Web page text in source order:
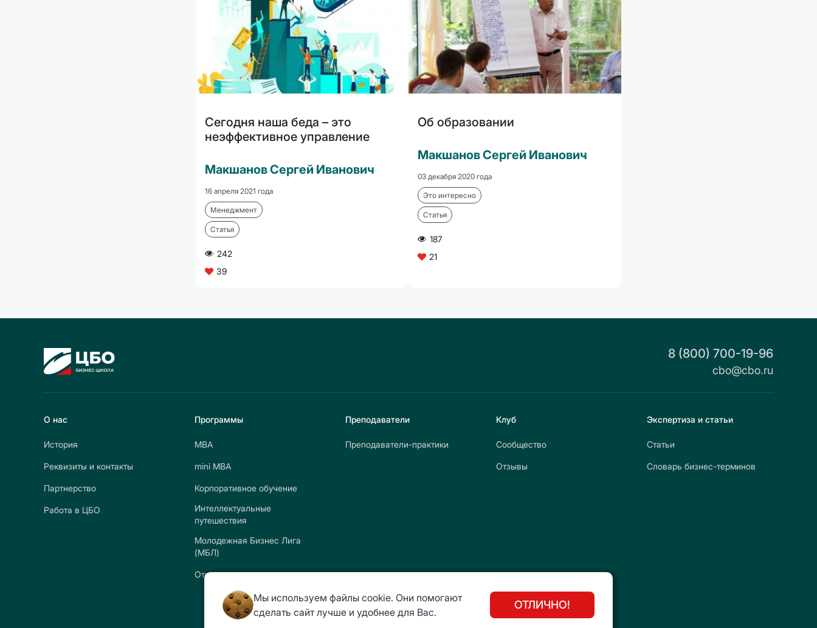
Сегодня наша беда – это
неэффективное управление
Макшанов Сергей Иванович
16 апреля 2021 года
Менеджмент
Статья
A 242
C 39
Об образовании
Макшанов Сергей Иванович
03 декабря 2020 года
Это интересно
Статья
A 187
C 21
8 (800) 700-19-96
cbo@cbo.ru
О нас
История
Реквизиты и контакты
Партнерство
Работа в ЦБО
Программы
МВА
mini МВА
Корпоративное обучение
Интеллектуальные
путешествия
Молодежная Бизнес Лига
(МБЛ)
Открытые программы
Преподаватели
Преподаватели-практики
Клуб
Сообщество
Отзывы
Экспертиза и статьи
Статьи
Словарь бизнес-терминов
Мы используем файлы cookie. Они помогают
сделать сайт лучше и удобнее для Вас.
ОТЛИЧНО!